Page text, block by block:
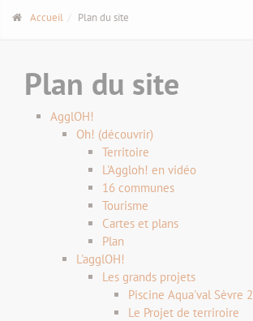
Accueil Plan du site
Plan du site
AgglOH!
Oh! (découvrir)
Territoire
L'Aggloh! en vidéo
16 communes
Tourisme
Cartes et plans
Plan
L'agglOH!
Les grands projets
Piscine Aqua'val Sèvre
Le Projet de terriroire